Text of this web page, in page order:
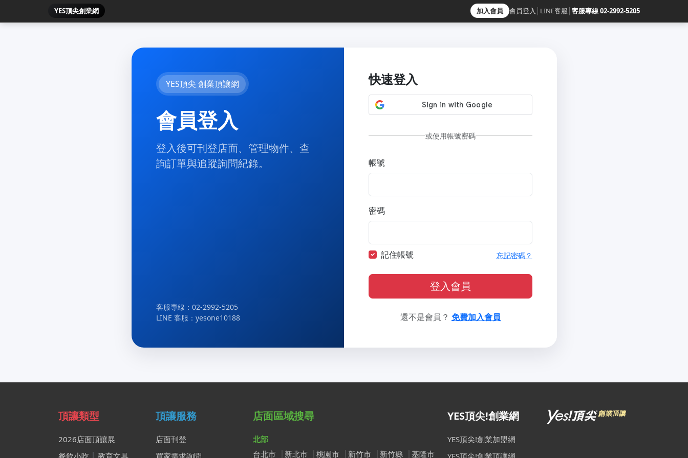
YES頂尖創業網 加入會員 會員登入 LINE客服 客服專線 02-2992-5205
YES頂尖 創業頂讓網
會員登入
登入後可刊登店面、管理物件、查
詢訂單與追蹤詢問紀錄。
客服專線：02-2992-5205
LINE 客服：yesone10188
快速登入
或使用帳號密碼
帳號
密碼
記住帳號 忘記密碼？
登入會員
還不是會員？ 免費加入會員
頂讓類型
2026店面頂讓展
餐飲小吃
教育文具
頂讓服務
店面刊登
買家需求詢問
店面區域搜尋
北部
台北市
新北市 桃園市 新竹市 新竹縣 基隆市
YES頂尖!創業網
YES頂尖!創業加盟網
YES頂尖!創業頂讓網